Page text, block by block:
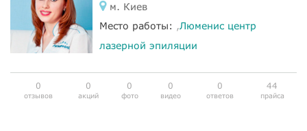
м. Киев
Место работы: ,Люменис центр
лазерной эпиляции
0
отзывов
0
акций
0
фото
0
видео
0
ответов
44
прайса